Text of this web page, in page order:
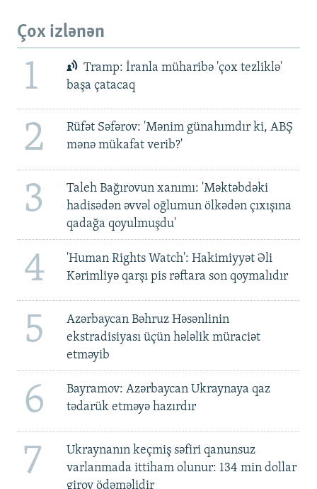
Çox izlənən
1
Tramp: İranla müharibə 'çox tezliklə'
başa çatacaq
2
Rüfət Səfərov: 'Mənim günahımdır ki, ABŞ
mənə mükafat verib?'
3
Taleh Bağırovun xanımı: 'Məktəbdəki
hadisədən əvvəl oğlumun ölkədən çıxışına
qadağa qoyulmuşdu'
4
'Human Rights Watch': Hakimiyyət Əli
Kərimliyə qarşı pis rəftara son qoymalıdır
5
Azərbaycan Bəhruz Həsənlinin
ekstradisiyası üçün hələlik müraciət
etməyib
6
Bayramov: Azərbaycan Ukraynaya qaz
tədarük etməyə hazırdır
7
Ukraynanın keçmiş səfiri qanunsuz
varlanmada ittiham olunur: 134 min dollar
girov ödəməlidir